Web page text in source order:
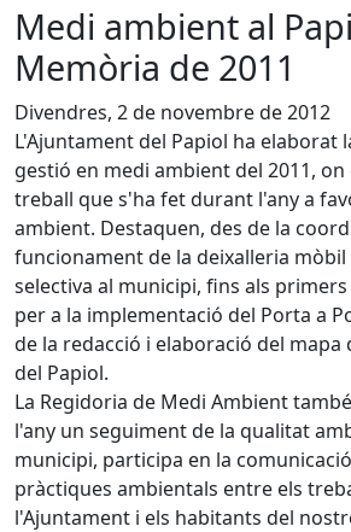
Medi ambient al
Memòria de 2011
Divendres, 2 de novembre de 2012
L'Ajuntament del Papiol ha elaborat
gestió en medi ambient del 2011,
treball que s'ha fet durant l'any a
ambient. Destaquen, des de la
funcionament de la deixalleria mòbil
selectiva al municipi, fins als
per a la implementació del Porta a
de la redacció i elaboració del mapa
del Papiol.
La Regidoria de Medi Ambient
l'any un seguiment de la qualitat
municipi, participa en la
pràctiques ambientals entre els
l'Ajuntament i els habitants del